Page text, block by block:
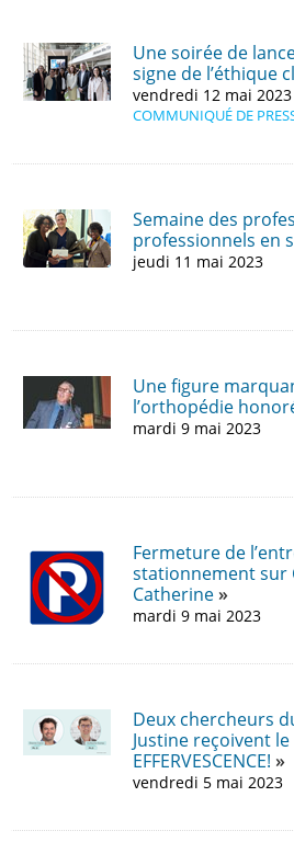
Une soirée de
signe de l’éthique
vendredi 12 mai 2023
COMMUNIQUÉ DE
Semaine des
professionnels en
jeudi 11 mai 2023
Une figure
l’orthopédie
mardi 9 mai 2023
Fermeture de
stationnement sur
Catherine
mardi 9 mai 2023
Deux chercheurs
Justine reçoivent
EFFERVESCENCE!
vendredi 5 mai 2023